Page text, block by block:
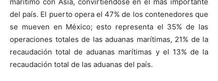
del país. El puerto opera el 47% de los contenedores que
se mueven en México; esto representa el 35% de las
operaciones totales de las aduanas marítimas, 21% de la
recaudación total de aduanas marítimas y el 13% de la
recaudación total de las aduanas del país.